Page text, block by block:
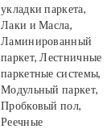
укладки паркета,
Лаки и Масла,
Ламинированный
паркет, Лестничные
паркетные системы,
Модульный паркет,
Пробковый пол,
Реечные